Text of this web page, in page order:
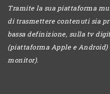
Tramite la sua piattaforma
di trasmettere contenuti sia
bassa definizione, sulla tv
(piattaforma Apple e Android)
monitor).